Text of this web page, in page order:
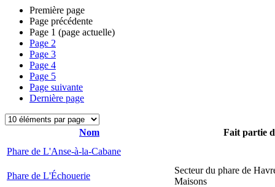
Première page
Page précédente
Page 1 (page actuelle)
Page 2
Page 3
Page 4
Page 5
Page suivante
Dernière page
Nom
Fait partie
Phare de L'Anse-à-la-Cabane
Phare de L'Échouerie
Secteur du phare de
Maisons